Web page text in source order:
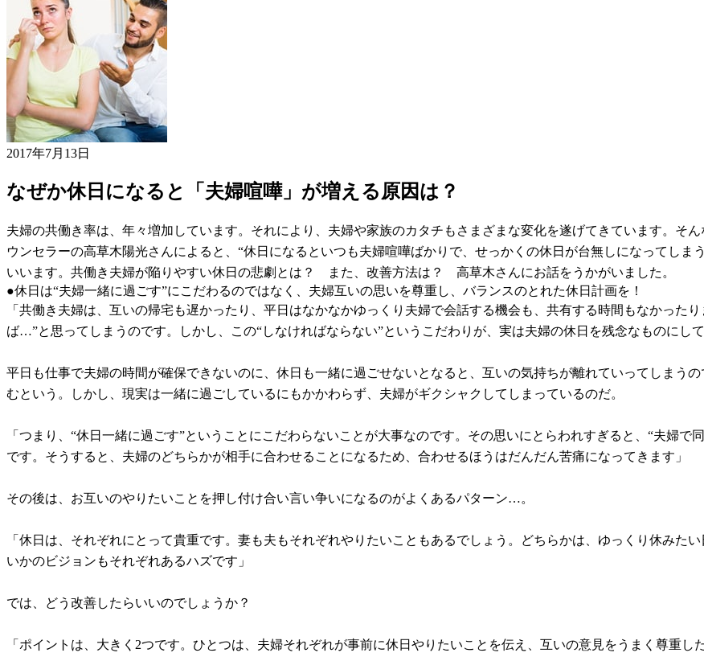
2017年7月13日
なぜか休日になると「夫婦喧嘩」が増える原因は？
夫婦の共働き率は、年々増加しています。それにより、夫婦や家族のカタチもさまざまな変化を遂げてきています。そ
ウンセラーの高草木陽光さんによると、“休日になるといつも夫婦喧嘩ばかりで、せっかくの休日が台無しになってしま
いいます。共働き夫婦が陥りやすい休日の悲劇とは？ また、改善方法は？ 高草木さんにお話をうかがいました。
●休日は“夫婦一緒に過ごす”にこだわるのではなく、夫婦互いの思いを尊重し、バランスのとれた休日計画を！
「共働き夫婦は、互いの帰宅も遅かったり、平日はなかなかゆっくり夫婦で会話する機会も、共有する時間もなかった
ば…”と思ってしまうのです。しかし、この“しなければならない”というこだわりが、実は夫婦の休日を残念なものに
平日も仕事で夫婦の時間が確保できないのに、休日も一緒に過ごせないとなると、互いの気持ちが離れていってしま
むという。しかし、現実は一緒に過ごしているにもかかわらず、夫婦がギクシャクしてしまっているのだ。
「つまり、“休日一緒に過ごす”ということにこだわらないことが大事なのです。その思いにとらわれすぎると、“夫婦
です。そうすると、夫婦のどちらかが相手に合わせることになるため、合わせるほうはだんだん苦痛になってきます」
その後は、お互いのやりたいことを押し付け合い言い争いになるのがよくあるパターン…。
「休日は、それぞれにとって貴重です。妻も夫もそれぞれやりたいこともあるでしょう。どちらかは、ゆっくり休みた
いかのビジョンもそれぞれあるハズです」
では、どう改善したらいいのでしょうか？
「ポイントは、大きく2つです。ひとつは、夫婦それぞれが事前に休日やりたいことを伝え、互いの意見をうまく尊重し